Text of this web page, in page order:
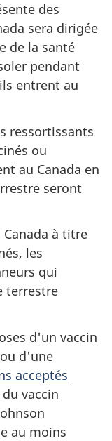
des
sera dirigée
de la santé
pendant
entrent au
ressortissants
ou
au Canada en
seront
à titre
les
qui
terrestre
d'un vaccin
d'une
acceptés
vaccin
au moins